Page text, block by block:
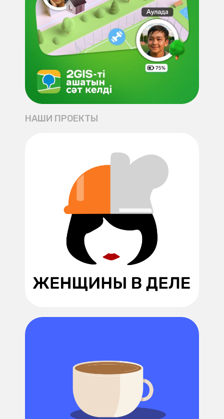
НАШИ ПРОЕКТЫ